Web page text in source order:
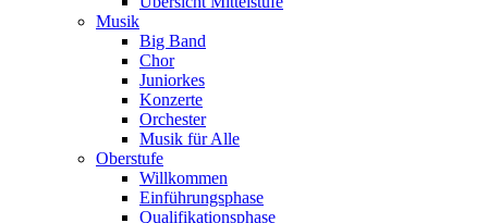
Musik
Big Band
Chor
Juniorkes
Konzerte
Orchester
Musik für Alle
Oberstufe
Willkommen
Einführungsphase
Qualifikationsphase